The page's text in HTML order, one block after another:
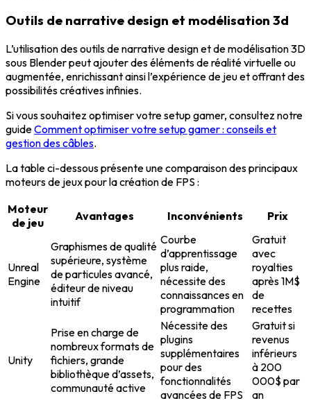
Outils de narrative design et modélisation 3d
L’utilisation des outils de narrative design et de modélisation 3D
sous Blender peut ajouter des éléments de réalité virtuelle ou
augmentée, enrichissant ainsi l’expérience de jeu et offrant des
possibilités créatives infinies.
Si vous souhaitez optimiser votre setup gamer, consultez notre
guideComment optimiser votre setup gamer : conseils et
gestion des câbles.
La table ci-dessous présente une comparaison des principaux
moteurs de jeux pour la création de FPS :
Moteur
de jeu
Avantages Inconvénients Prix
Unreal
Engine
Graphismes de qualité
supérieure, système
de particules avancé,
éditeur de niveau
intuitif
Courbe
d’apprentissage
plus raide,
nécessite des
connaissances en
programmation
Gratuit
avec
royalties
après 1M$
de
recettes
Unity
Prise en charge de
nombreux formats de
fichiers, grande
bibliothèque d’assets,
communauté active
Nécessite des
plugins
supplémentaires
pour des
fonctionnalités
avancées de FPS
Gratuit si
revenus
inférieurs
à 200
000$ par
an